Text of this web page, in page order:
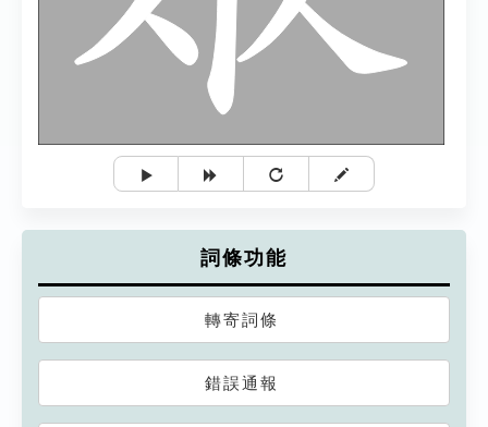
詞條功能
轉寄詞條
錯誤通報